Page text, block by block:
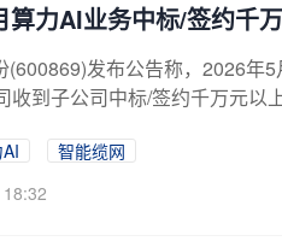
算力AI业务中标/签约千
(600869)发布公告称，2026年
到子公司中标/签约千万元以
智能缆网